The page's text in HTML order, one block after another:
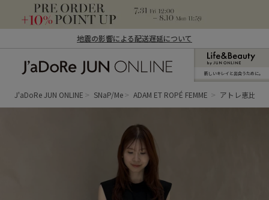
地震の影響による配送遅延について
ン オンライン）
新しいキレイと出合うために。
J'aDoRe JUN ONLINE SNaP/Me ADAM ET ROPÉ FEMME アトレ恵比寿